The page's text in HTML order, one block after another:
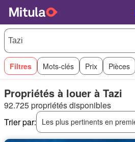
Filtres Mots-clés Prix Pièces
Propriétés à louer à Tazi
92.725 propriétés disponibles
Trier par:
Les plus pertinents en